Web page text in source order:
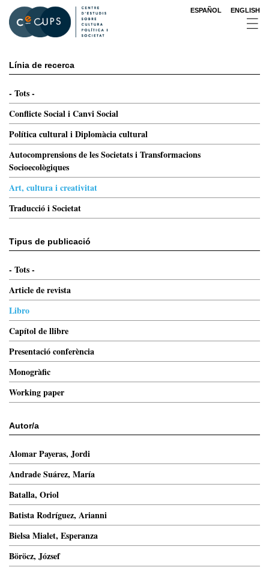
contingut
ESPAÑOL ENGLISH
Línia de recerca
- Tots -
Conflicte Social i Canvi Social
Política cultural i Diplomàcia cultural
Autocomprensions de les Societats i Transformacions
Socioecològiques
Art, cultura i creativitat
Traducció i Societat
Tipus de publicació
- Tots -
Article de revista
Libro
Capítol de llibre
Presentació conferència
Monogràfic
Working paper
Autor/a
Alomar Payeras, Jordi
Andrade Suárez, María
Batalla, Oriol
Batista Rodríguez, Arianni
Bielsa Mialet, Esperanza
Böröcz, József